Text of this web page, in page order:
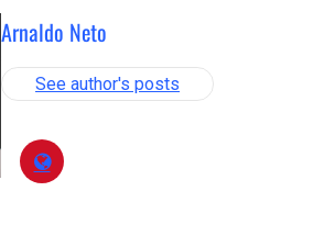
Arnaldo Neto
See author's posts